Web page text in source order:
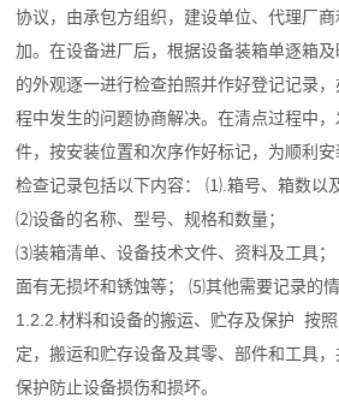
协议，由承包方组织，建设单位、代理厂
加。在设备进厂后，根据设备装箱单逐箱
的外观逐一进行检查拍照并作好登记记录
程中发生的问题协商解决。在清点过程中
件，按安装位置和次序作好标记，为顺利
检查记录包括以下内容： ⑴.箱号、箱数以
⑵设备的名称、型号、规格和数量；
⑶装箱清单、设备技术文件、资料及工具
面有无损坏和锈蚀等； ⑸其他需要记录的情
1.2.2.材料和设备的搬运、贮存及保护 按
定，搬运和贮存设备及其零、部件和工具
保护防止设备损伤和损坏。